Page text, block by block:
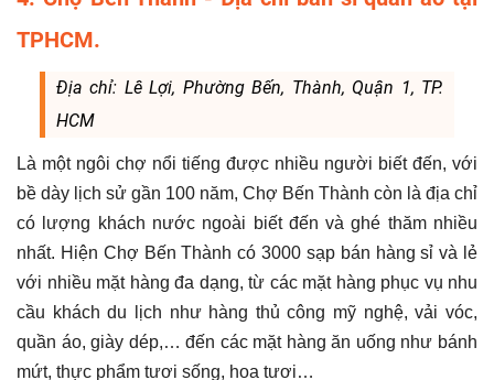
TPHCM.
Địa chỉ: Lê Lợi, Phường Bến, Thành, Quận 1, TP.
HCM
Là một ngôi chợ nổi tiếng được nhiều người biết đến, với
bề dày lịch sử gần 100 năm, Chợ Bến Thành còn là địa chỉ
có lượng khách nước ngoài biết đến và ghé thăm nhiều
nhất. Hiện Chợ Bến Thành có 3000 sạp bán hàng sỉ và lẻ
với nhiều mặt hàng đa dạng, từ các mặt hàng phục vụ nhu
cầu khách du lịch như hàng thủ công mỹ nghệ, vải vóc,
quần áo, giày dép,… đến các mặt hàng ăn uống như bánh
mứt, thực phẩm tươi sống, hoa tươi…